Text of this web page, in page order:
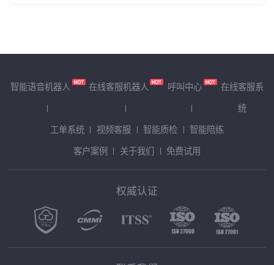
智能语音机器人 在线客服机器人 呼叫中心
在线客服系
统
工单系统
视频客服 智能质检
智能陪练
客户案例
关于我们 免费试用
权威认证